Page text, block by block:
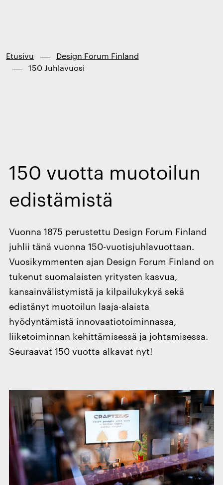
↓
Etusivu
Design Forum Finland
150 Juhlavuosi
150 vuotta muotoilun
edistämistä
Vuonna 1875 perustettu Design Forum Finland
juhlii tänä vuonna 150-vuotisjuhlavuottaan.
Vuosikymmenten ajan Design Forum Finland on
tukenut suomalaisten yritysten kasvua,
kansainvälistymistä ja kilpailukykyä sekä
edistänyt muotoilun laaja-alaista
hyödyntämistä innovaatiotoiminnassa,
liiketoiminnan kehittämisessä ja johtamisessa.
Seuraavat 150 vuotta alkavat nyt!